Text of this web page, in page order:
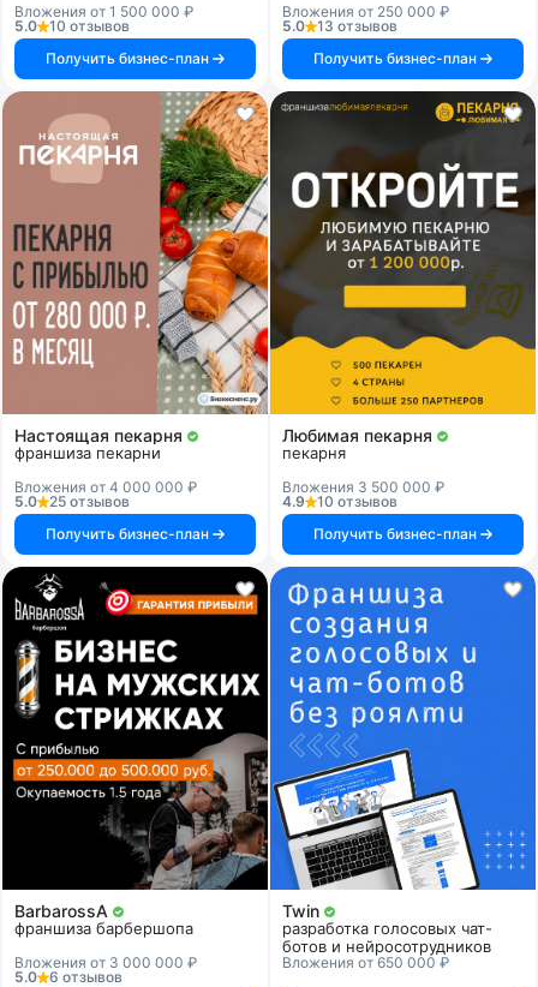
Вложения от 1 500 000 ₽
5.0
10 отзывов
Получить бизнес-план
Вложения от 250 000 ₽
5.0
13 отзывов
Получить бизнес-план
Настоящая пекарня
франшиза пекарни
Вложения от 4 000 000 ₽
5.0
25 отзывов
Получить бизнес-план
Любимая пекарня
пекарня
Вложения 3 500 000 ₽
4.9
10 отзывов
Получить бизнес-план
BarbarossA
франшиза барбершопа
Вложения от 3 000 000 ₽
5.0
6 отзывов
Twin
разработка голосовых чат-
ботов и нейросотрудников
Вложения от 650 000 ₽